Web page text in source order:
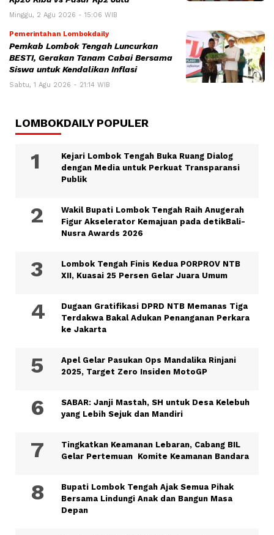
Minggu, 2 Agu 2026 - 15:06 WIB
Pemerintahan Lombokdaily
Pemkab Lombok Tengah Luncurkan
BESTI, Gerakan Tanam Cabai Bersama
Siswa untuk Kendalikan Inflasi
Sabtu, 1 Agu 2026 - 21:14 WIB
LOMBOKDAILY POPULER
Kejari Lombok Tengah Buka Ruang Dialog
dengan Media untuk Perkuat Transparansi
Publik
Wakil Bupati Lombok Tengah Raih Anugerah
Figur Akselerator Kemajuan pada detikBali-
Nusra Awards 2026
Lombok Tengah Finis Kedua PORPROV NTB
XII, Kuasai 25 Persen Gelar Juara Umum
Dugaan Gratifikasi DPRD NTB Memanas Tiga
Terdakwa Bakal Adukan Penanganan Perkara
ke Jakarta
Apel Gelar Pasukan Ops Mandalika Rinjani
2025, Target Zero Insiden MotoGP
SABAR: Janji Mastah, SH untuk Desa Kelebuh
yang Lebih Sejuk dan Mandiri
Tingkatkan Keamanan Lebaran, Cabang BIL
Gelar Pertemuan Komite Keamanan Bandara
Bupati Lombok Tengah Ajak Semua Pihak
Bersama Lindungi Anak dan Bangun Masa
Depan